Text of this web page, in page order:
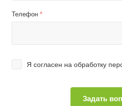
Телефон *
Я согласен на обработку